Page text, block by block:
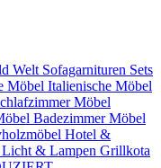
Welt Sofagarnituren Sets
Möbel Italienische Möbel
Möbel
Badezimmer Möbel
Hotel &
Licht & Lampen Grillkota